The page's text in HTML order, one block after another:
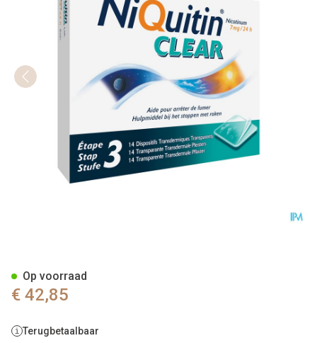
€ 42,85
Terugbetaalbaar
Op voorraad